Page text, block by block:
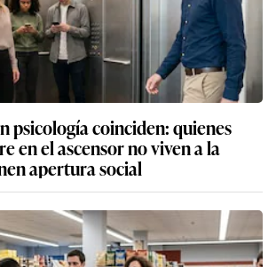
psicología coinciden: quienes
en el ascensor no viven a la
apertura social